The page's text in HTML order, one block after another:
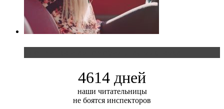
4614 дней
наши читательницы
не боятся инспекторов